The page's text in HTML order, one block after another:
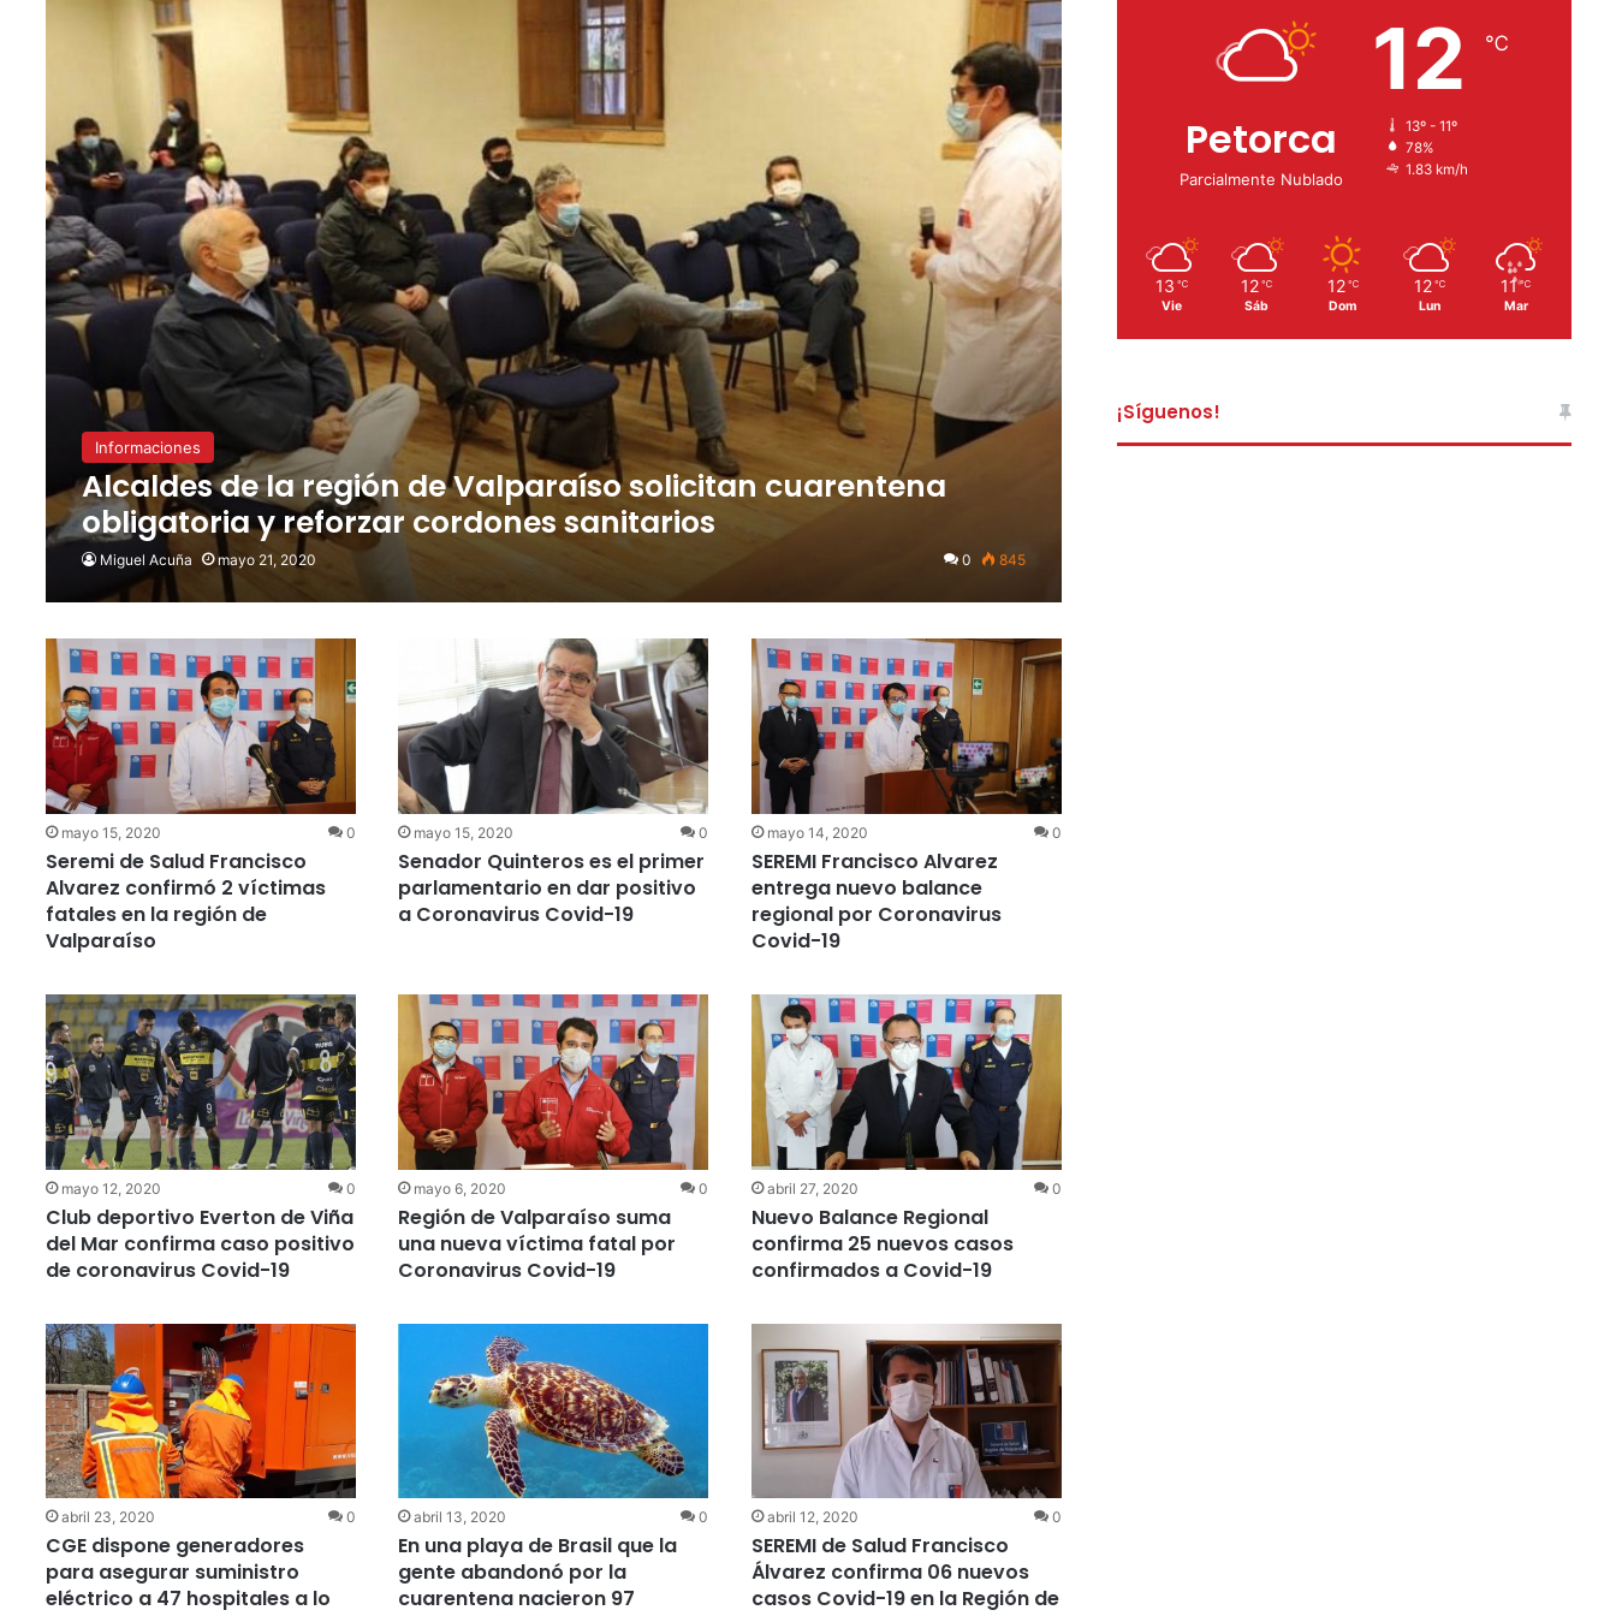
Informaciones
Alcaldes de la región de Valparaíso solicitan cuarentena
obligatoria y reforzar cordones sanitarios
Miguel Acuña mayo 21, 2020 0 845
mayo 15, 2020 0
Seremi de Salud Francisco
Alvarez confirmó 2 víctimas
fatales en la región de
Valparaíso
mayo 15, 2020 0
Senador Quinteros es el primer
parlamentario en dar positivo
a Coronavirus Covid-19
mayo 14, 2020 0
SEREMI Francisco Alvarez
entrega nuevo balance
regional por Coronavirus
Covid-19
mayo 12, 2020 0
Club deportivo Everton de Viña
del Mar confirma caso positivo
de coronavirus Covid-19
mayo 6, 2020 0
Región de Valparaíso suma
una nueva víctima fatal por
Coronavirus Covid-19
abril 27, 2020 0
Nuevo Balance Regional
confirma 25 nuevos casos
confirmados a Covid-19
abril 23, 2020 0
CGE dispone generadores
para asegurar suministro
eléctrico a 47 hospitales a lo
abril 13, 2020 0
En una playa de Brasil que la
gente abandonó por la
cuarentena nacieron 97
abril 12, 2020 0
SEREMI de Salud Francisco
Álvarez confirma 06 nuevos
casos Covid-19 en la Región de
Petorca
Parcialmente Nublado
12 ℃
13º - 11º
78%
1.83 km/h
13 ℃
Vie
12 ℃
Sáb
12 ℃
Dom
12 ℃
Lun
11 ℃
Mar
¡Síguenos!